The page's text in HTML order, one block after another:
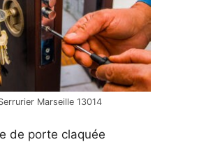
Marseille 13014
de porte claquée